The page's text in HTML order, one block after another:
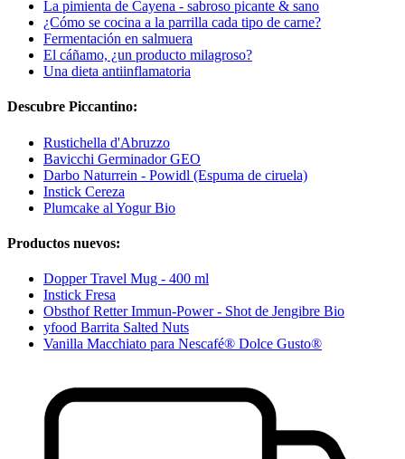
La pimienta de Cayena - sabroso picante & sano
¿Cómo se cocina a la parrilla cada tipo de carne?
Fermentación en salmuera
El cáñamo, ¿un producto milagroso?
Una dieta antiinflamatoria
Descubre Piccantino:
Rustichella d'Abruzzo
Bavicchi Germinador GEO
Darbo Naturrein - Powidl (Espuma de ciruela)
Instick Cereza
Plumcake al Yogur Bio
Productos nuevos:
Dopper Travel Mug - 400 ml
Instick Fresa
Obsthof Retter Immun-Power - Shot de Jengibre Bio
yfood Barrita Salted Nuts
Vanilla Macchiato para Nescafé® Dolce Gusto®